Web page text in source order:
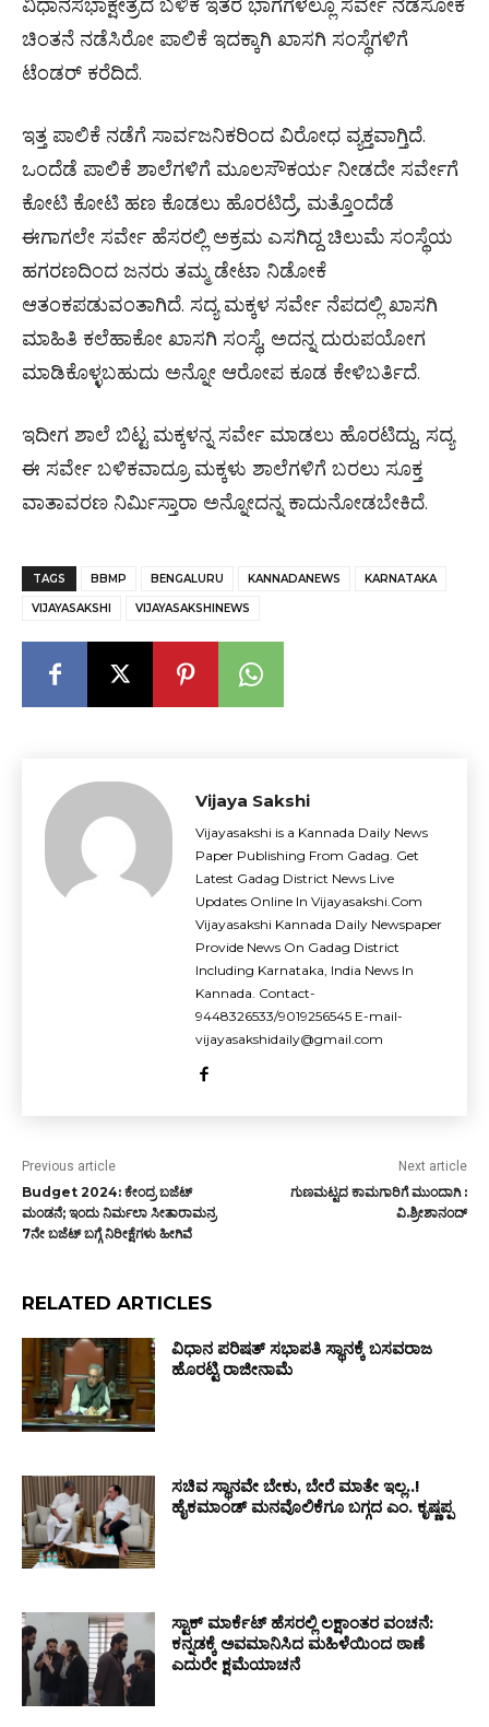
ವಿಧಾನಸಭಾಕ್ಷೇತ್ರದ ಬಳಿಕ ಇತರೆ ಭಾಗಗಳಲ್ಲೂ ಸರ್ವೇ ನಡೆಸೋಕೆ
ಚಿಂತನೆ ನಡೆಸಿರೋ ಪಾಲಿಕೆ ಇದಕ್ಕಾಗಿ ಖಾಸಗಿ ಸಂಸ್ಥೆಗಳಿಗೆ
ಟೆಂಡರ್ ಕರೆದಿದೆ.
ಇತ್ತ ಪಾಲಿಕೆ ನಡೆಗೆ ಸಾರ್ವಜನಿಕರಿಂದ ವಿರೋಧ ವ್ಯಕ್ತವಾಗ್ತಿದೆ.
ಒಂದೆಡೆ ಪಾಲಿಕೆ ಶಾಲೆಗಳಿಗೆ ಮೂಲಸೌಕರ್ಯ ನೀಡದೇ ಸರ್ವೇಗೆ
ಕೋಟಿ ಕೋಟಿ ಹಣ ಕೊಡಲು ಹೊರಟಿದ್ರೆ, ಮತ್ತೊಂದೆಡೆ
ಈಗಾಗಲೇ ಸರ್ವೇ ಹೆಸರಲ್ಲಿ ಅಕ್ರಮ ಎಸಗಿದ್ದ ಚಿಲುಮೆ ಸಂಸ್ಥೆಯ
ಹಗರಣದಿಂದ ಜನರು ತಮ್ಮ ಡೇಟಾ ನಿಡೋಕೆ
ಆತಂಕಪಡುವಂತಾಗಿದೆ. ಸದ್ಯ ಮಕ್ಕಳ ಸರ್ವೇ ನೆಪದಲ್ಲಿ ಖಾಸಗಿ
ಮಾಹಿತಿ ಕಲೆಹಾಕೋ ಖಾಸಗಿ ಸಂಸ್ಥೆ, ಅದನ್ನ ದುರುಪಯೋಗ
ಮಾಡಿಕೊಳ್ಳಬಹುದು ಅನ್ನೋ ಆರೋಪ ಕೂಡ ಕೇಳಿಬರ್ತಿದೆ.
ಇದೀಗ ಶಾಲೆ ಬಿಟ್ಟ ಮಕ್ಕಳನ್ನ ಸರ್ವೇ ಮಾಡಲು ಹೊರಟಿದ್ದು, ಸದ್ಯ
ಈ ಸರ್ವೇ ಬಳಿಕವಾದ್ರೂ ಮಕ್ಕಳು ಶಾಲೆಗಳಿಗೆ ಬರಲು ಸೂಕ್ತ
ವಾತಾವರಣ ನಿರ್ಮಿಸ್ತಾರಾ ಅನ್ನೋದನ್ನ ಕಾದುನೋಡಬೇಕಿದೆ.
TAGS BBMP BENGALURU KANNADANEWS KARNATAKA
VIJAYASAKSHI VIJAYASAKSHINEWS
Vijaya Sakshi
Vijayasakshi is a Kannada Daily News
Paper Publishing From Gadag. Get
Latest Gadag District News Live
Updates Online In Vijayasakshi.Com
Vijayasakshi Kannada Daily Newspaper
Provide News On Gadag District
Including Karnataka, India News In
Kannada. Contact-
9448326533/9019256545 E-mail-
vijayasakshidaily@gmail.com
Previous article
Budget 2024: ಕೇಂದ್ರ ಬಜೆಟ್
ಮಂಡನೆ; ಇಂದು ನಿರ್ಮಲಾ ಸೀತಾರಾಮನ್ರ
7ನೇ ಬಜೆಟ್ ಬಗ್ಗೆ ನಿರೀಕ್ಷೆಗಳು ಹೀಗಿವೆ
Next article
ಗುಣಮಟ್ಟದ ಕಾಮಗಾರಿಗೆ ಮುಂದಾಗಿ :
ವಿ.ಶ್ರೀಶಾನಂದ್
RELATED ARTICLES
ವಿಧಾನ ಪರಿಷತ್ ಸಭಾಪತಿ ಸ್ಥಾನಕ್ಕೆ ಬಸವರಾಜ
ಹೊರಟ್ಟಿ ರಾಜೀನಾಮೆ
ಸಚಿವ ಸ್ಥಾನವೇ ಬೇಕು, ಬೇರೆ ಮಾತೇ ಇಲ್ಲ..!
ಹೈಕಮಾಂಡ್‌ ಮನವೊಲಿಕೆಗೂ ಬಗ್ಗದ ಎಂ. ಕೃಷ್ಣಪ್ಪ
ಸ್ಟಾಕ್ ಮಾರ್ಕೆಟ್ ಹೆಸರಲ್ಲಿ ಲಕ್ಷಾಂತರ ವಂಚನೆ:
ಕನ್ನಡಕ್ಕೆ ಅವಮಾನಿಸಿದ ಮಹಿಳೆಯಿಂದ ಠಾಣೆ
ಎದುರೇ ಕ್ಷಮೆಯಾಚನೆ